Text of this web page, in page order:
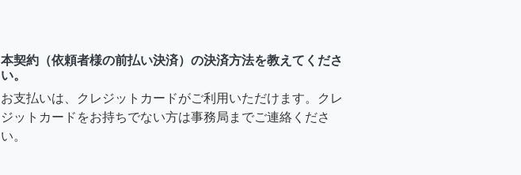
本契約（依頼者様の前払い決済）の決済方法を教えてくださ
い。
お支払いは、クレジットカードがご利用いただけます。クレ
ジットカードをお持ちでない方は事務局までご連絡くださ
い。